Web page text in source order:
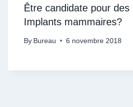
Être candidate pour des
Implants mammaires?
By Bureau 6 novembre 2018